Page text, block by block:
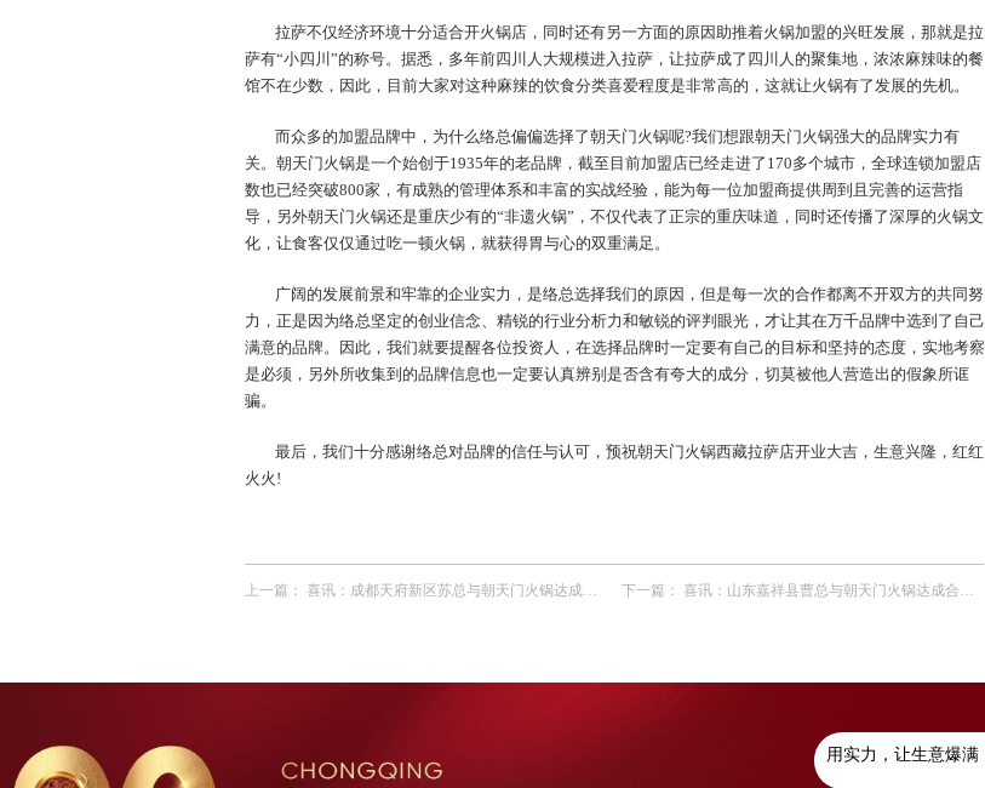
拉萨不仅经济环境十分适合开火锅店，同时还有另一方面的原因助推着火锅加盟的兴旺发展，那就是拉
萨有“小四川”的称号。据悉，多年前四川人大规模进入拉萨，让拉萨成了四川人的聚集地，浓浓麻辣味的餐
馆不在少数，因此，目前大家对这种麻辣的饮食分类喜爱程度是非常高的，这就让火锅有了发展的先机。
而众多的加盟品牌中，为什么络总偏偏选择了朝天门火锅呢?我们想跟朝天门火锅强大的品牌实力有
关。朝天门火锅是一个始创于1935年的老品牌，截至目前加盟店已经走进了170多个城市，全球连锁加盟店
数也已经突破800家，有成熟的管理体系和丰富的实战经验，能为每一位加盟商提供周到且完善的运营指
导，另外朝天门火锅还是重庆少有的“非遗火锅”，不仅代表了正宗的重庆味道，同时还传播了深厚的火锅文
化，让食客仅仅通过吃一顿火锅，就获得胃与心的双重满足。
广阔的发展前景和牢靠的企业实力，是络总选择我们的原因，但是每一次的合作都离不开双方的共同努
力，正是因为络总坚定的创业信念、精锐的行业分析力和敏锐的评判眼光，才让其在万千品牌中选到了自己
满意的品牌。因此，我们就要提醒各位投资人，在选择品牌时一定要有自己的目标和坚持的态度，实地考察
是必须，另外所收集到的品牌信息也一定要认真辨别是否含有夸大的成分，切莫被他人营造出的假象所诓
骗。
最后，我们十分感谢络总对品牌的信任与认可，预祝朝天门火锅西藏拉萨店开业大吉，生意兴隆，红红
火火!
上一篇： 喜讯：成都天府新区苏总与朝天门火锅达成合作协议 下一篇：喜讯：山东嘉祥县曹总与朝天门火锅达成合作协议